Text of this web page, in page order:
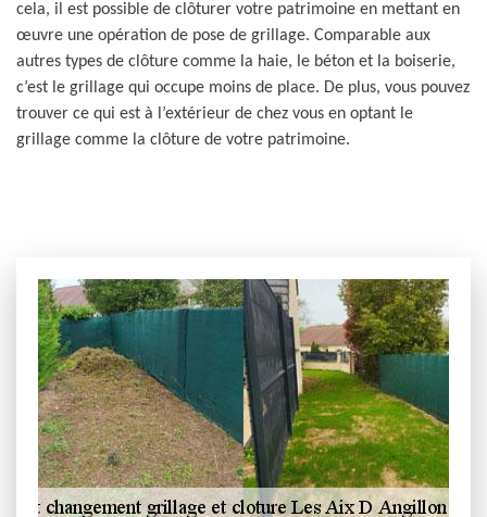
cela, il est possible de clôturer votre patrimoine en mettant en
œuvre une opération de pose de grillage. Comparable aux
autres types de clôture comme la haie, le béton et la boiserie,
c’est le grillage qui occupe moins de place. De plus, vous pouvez
trouver ce qui est à l’extérieur de chez vous en optant le
grillage comme la clôture de votre patrimoine.